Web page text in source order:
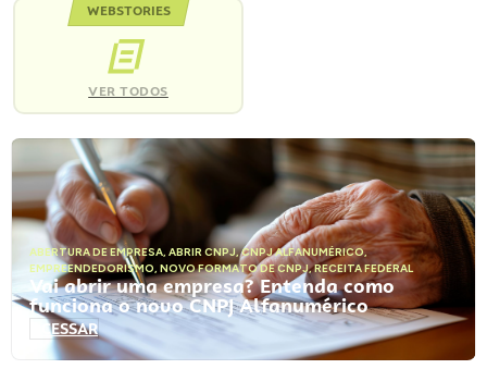
WEBSTORIES
VER TODOS
ABERTURA DE EMPRESA, ABRIR CNPJ,CNPJ ALFANUMÉRICO,
EMPREENDEDORISMO, NOVO FORMATO DE CNPJ,RECEITA FEDERAL
Vai abrir uma empresa? Entenda como
funciona o novo CNPJ Alfanumérico
ACESSAR